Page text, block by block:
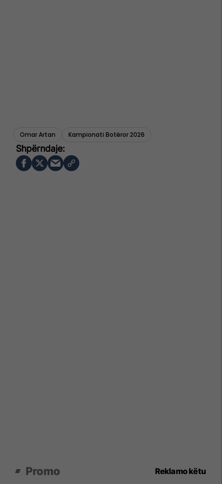
Omar Artan Kampionati Botëror 2026
Promo Reklamo këtu